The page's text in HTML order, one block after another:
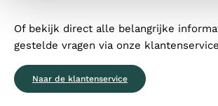
Of bekijk direct alle belangrijke
gestelde vragen via onze
Naar de klantenservice